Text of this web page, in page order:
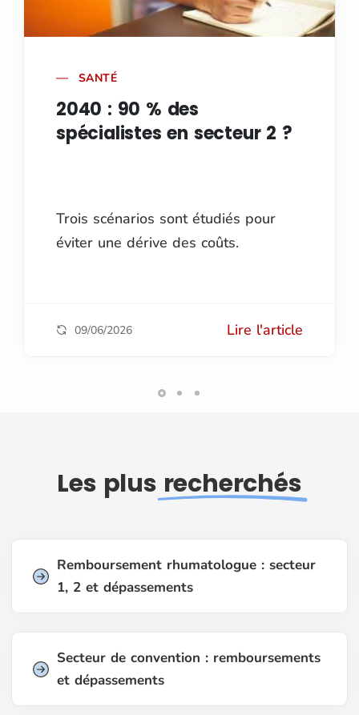
SANTÉ
2040 : 90 % des
spécialistes en secteur 2 ?
Trois scénarios sont étudiés pour
éviter une dérive des coûts.
09/06/2026 Lire l'article
Les plus recherchés
Remboursement rhumatologue : secteur
1, 2 et dépassements
Secteur de convention : remboursements
et dépassements